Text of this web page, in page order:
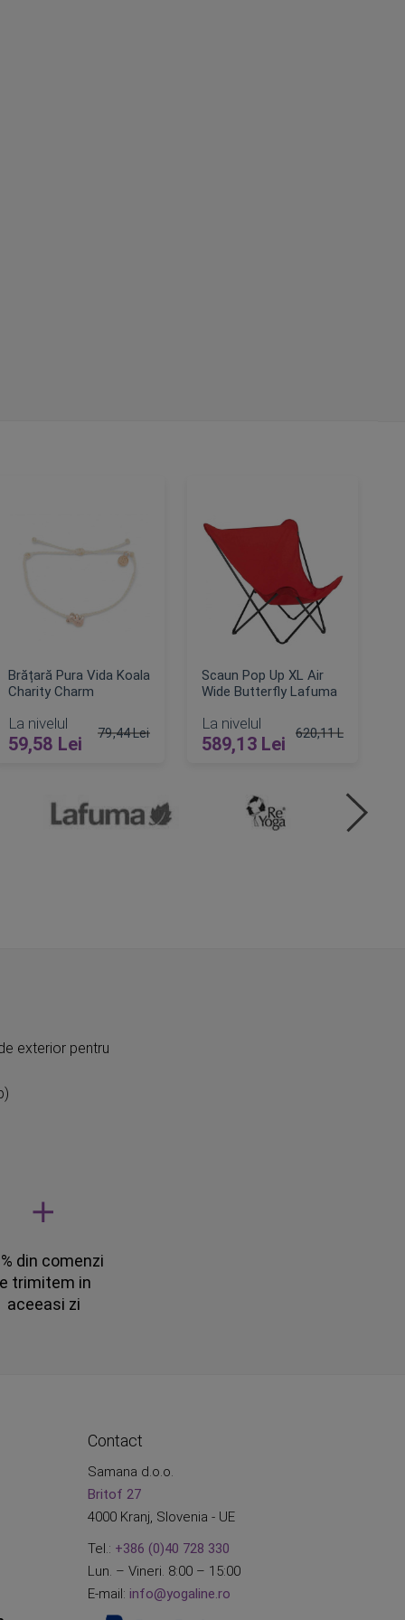
Brățară Pura Vida Koala
Charity Charm
La nivelul
59,58 Lei
79,44 Lei
Scaun Pop Up XL Air
Wide Butterfly Lafuma
La nivelul
589,13 Lei
620,11 Lei
exterior pentru
din comenzi
trimitem in
aceeasi zi
Contact
Samana d.o.o.
Britof 27
4000 Kranj, Slovenia - UE
Tel.: +386 (0)40 728 330
Lun. – Vineri. 8:00 – 15:00
E-mail: info@yogaline.ro